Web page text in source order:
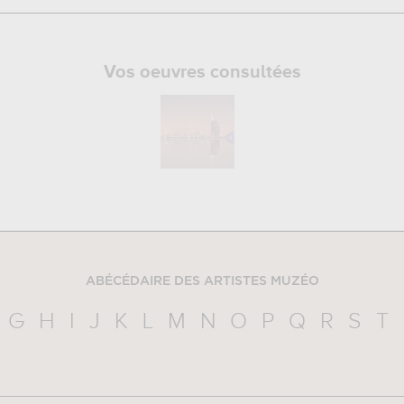
Vos oeuvres consultées
ABÉCÉDAIRE DES ARTISTES MUZÉO
G H I J K L M N O P Q R S T